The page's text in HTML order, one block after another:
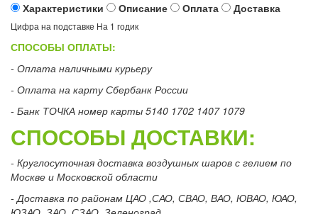
Характеристики
Описание Оплата Доставка
Цифра на подставке На 1 годик
СПОСОБЫ ОПЛАТЫ:
- Оплата наличными курьеру
- Оплата на карту Сбербанк России
- Банк ТОЧКА номер карты 5140 1702 1407 1079
СПОСОБЫ ДОСТАВКИ:
- Круглосуточная доставка воздушных шаров с гелием по
Москве и Московской области
- Доставка по районам ЦАО ,САО, СВАО, ВАО, ЮВАО, ЮАО,